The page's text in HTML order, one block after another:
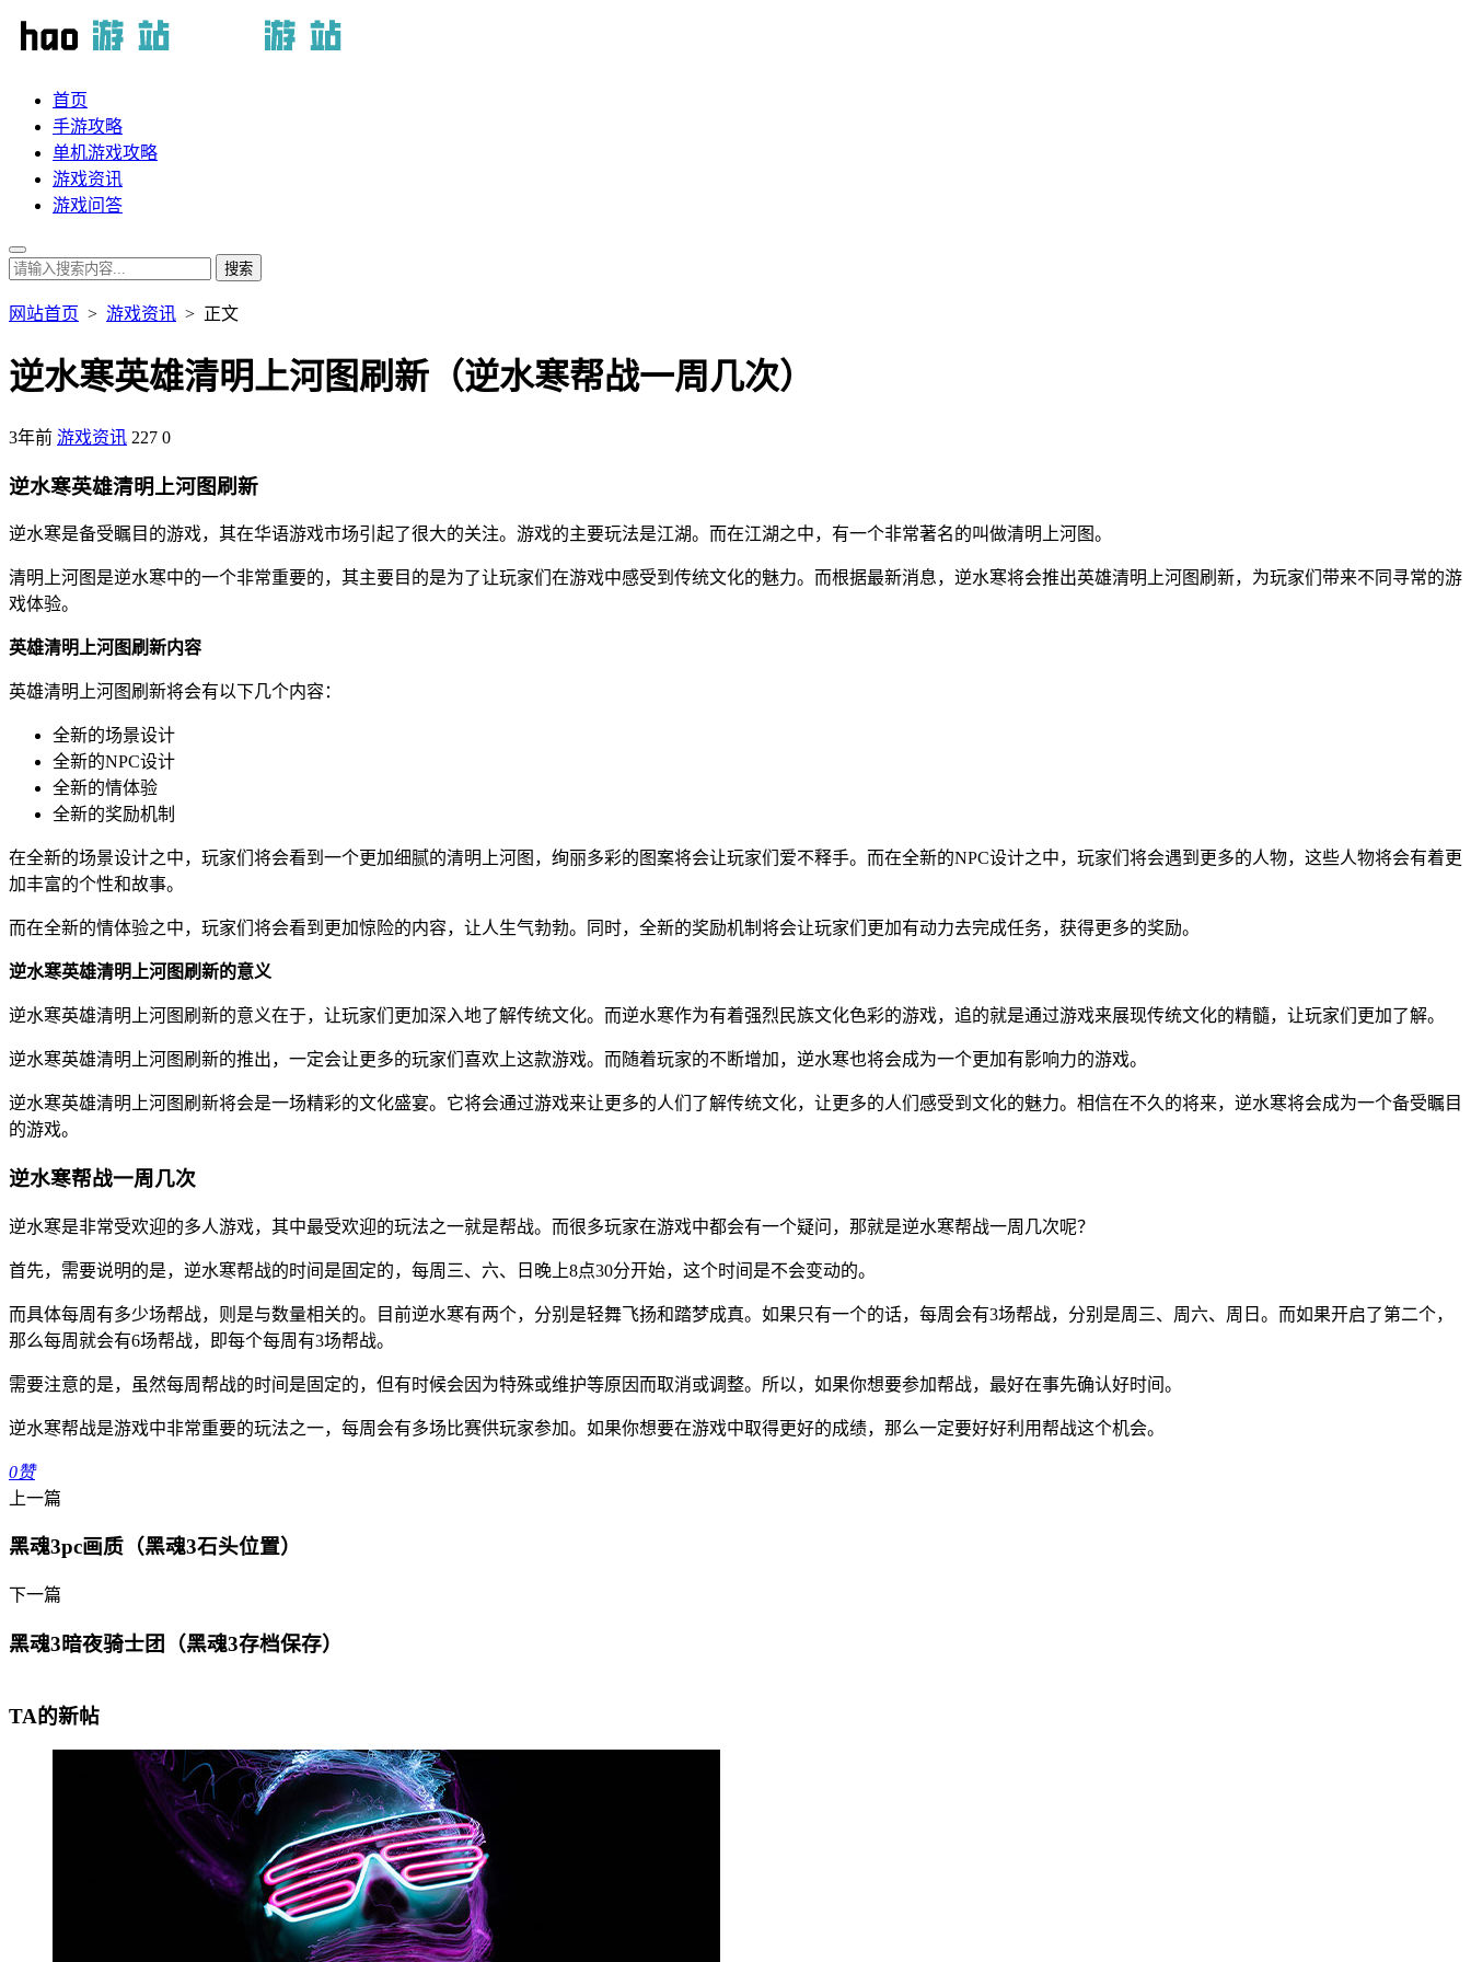
首页
手游攻略
单机游戏攻略
游戏资讯
游戏问答
网站首页 > 游戏资讯 > 正文
逆水寒英雄清明上河图刷新（逆水寒帮战一周几次）
3年前 游戏资讯 227 0
逆水寒英雄清明上河图刷新
逆水寒是备受瞩目的游戏，其在华语游戏市场引起了很大的关注。游戏的主要玩法是江湖。而在江湖之中，有一个非常著名的叫做清明上河图。
清明上河图是逆水寒中的一个非常重要的，其主要目的是为了让玩家们在游戏中感受到传统文化的魅力。而根据最新消息，逆水寒将会推出英雄清明上河图刷新，为玩家们带来不同寻常的游
戏体验。
英雄清明上河图刷新内容
英雄清明上河图刷新将会有以下几个内容：
全新的场景设计
全新的NPC设计
全新的情体验
全新的奖励机制
在全新的场景设计之中，玩家们将会看到一个更加细腻的清明上河图，绚丽多彩的图案将会让玩家们爱不释手。而在全新的NPC设计之中，玩家们将会遇到更多的人物，这些人物将会有着更
加丰富的个性和故事。
而在全新的情体验之中，玩家们将会看到更加惊险的内容，让人生气勃勃。同时，全新的奖励机制将会让玩家们更加有动力去完成任务，获得更多的奖励。
逆水寒英雄清明上河图刷新的意义
逆水寒英雄清明上河图刷新的意义在于，让玩家们更加深入地了解传统文化。而逆水寒作为有着强烈民族文化色彩的游戏，追的就是通过游戏来展现传统文化的精髓，让玩家们更加了解。
逆水寒英雄清明上河图刷新的推出，一定会让更多的玩家们喜欢上这款游戏。而随着玩家的不断增加，逆水寒也将会成为一个更加有影响力的游戏。
逆水寒英雄清明上河图刷新将会是一场精彩的文化盛宴。它将会通过游戏来让更多的人们了解传统文化，让更多的人们感受到文化的魅力。相信在不久的将来，逆水寒将会成为一个备受瞩目
的游戏。
逆水寒帮战一周几次
逆水寒是非常受欢迎的多人游戏，其中最受欢迎的玩法之一就是帮战。而很多玩家在游戏中都会有一个疑问，那就是逆水寒帮战一周几次呢？
首先，需要说明的是，逆水寒帮战的时间是固定的，每周三、六、日晚上8点30分开始，这个时间是不会变动的。
而具体每周有多少场帮战，则是与数量相关的。目前逆水寒有两个，分别是轻舞飞扬和踏梦成真。如果只有一个的话，每周会有3场帮战，分别是周三、周六、周日。而如果开启了第二个，
那么每周就会有6场帮战，即每个每周有3场帮战。
需要注意的是，虽然每周帮战的时间是固定的，但有时候会因为特殊或维护等原因而取消或调整。所以，如果你想要参加帮战，最好在事先确认好时间。
逆水寒帮战是游戏中非常重要的玩法之一，每周会有多场比赛供玩家参加。如果你想要在游戏中取得更好的成绩，那么一定要好好利用帮战这个机会。
0赞
上一篇
黑魂3pc画质（黑魂3石头位置）
下一篇
黑魂3暗夜骑士团（黑魂3存档保存）
TA的新帖